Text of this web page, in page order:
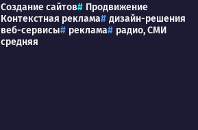
Создание сайтов
Продвижение
Контекстная реклама
дизайн-решения
веб-сервисы
реклама
радио, СМИ
средняя